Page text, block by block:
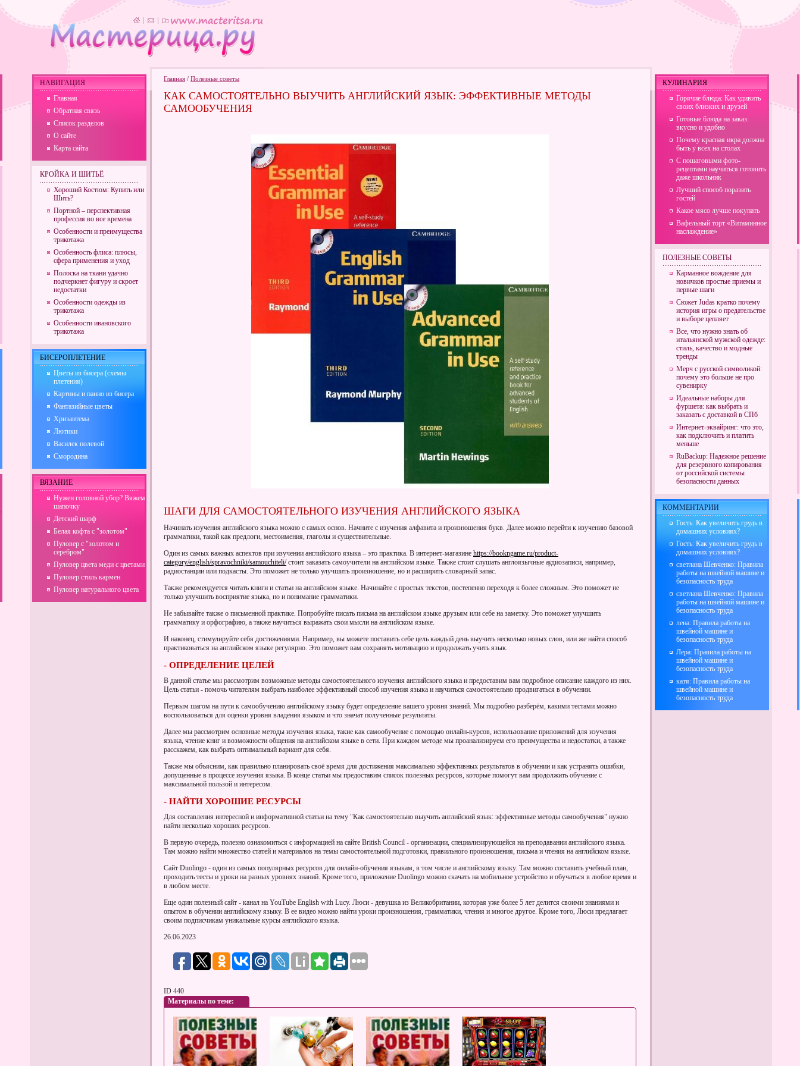
Главная / Полезные советы
КАК САМОСТОЯТЕЛЬНО ВЫУЧИТЬ АНГЛИЙСКИЙ ЯЗЫК: ЭФФЕКТИВНЫЕ МЕТОДЫ
САМООБУЧЕНИЯ
ШАГИ ДЛЯ САМОСТОЯТЕЛЬНОГО ИЗУЧЕНИЯ АНГЛИЙСКОГО ЯЗЫКА
Начинать изучения английского языка можно с самых основ. Начните с изучения алфавита и произношения букв. Далее можно перейти к изучению базовой
грамматики, такой как предлоги, местоимения, глаголы и существительные.
Один из самых важных аспектов при изучении английского языка – это практика. В интернет-магазине https://bookngame.ru/product-
category/english/spravochniki/samouchiteli/стоит заказать самоучители на английском языке. Также стоит слушать англоязычные аудиозаписи, например,
радиостанции или подкасты. Это поможет не только улучшить произношение, но и расширить словарный запас.
Также рекомендуется читать книги и статьи на английском языке. Начинайте с простых текстов, постепенно переходя к более сложным. Это поможет не
только улучшить восприятие языка, но и понимание грамматики.
Не забывайте также о письменной практике. Попробуйте писать письма на английском языке друзьям или себе на заметку. Это поможет улучшить
грамматику и орфографию, а также научиться выражать свои мысли на английском языке.
И наконец, стимулируйте себя достижениями. Например, вы можете поставить себе цель каждый день выучить несколько новых слов, или же найти способ
практиковаться на английском языке регулярно. Это поможет вам сохранять мотивацию и продолжать учить язык.
- ОПРЕДЕЛЕНИЕ ЦЕЛЕЙ
В данной статье мы рассмотрим возможные методы самостоятельного изучения английского языка и предоставим вам подробное описание каждого из них.
Цель статьи - помочь читателям выбрать наиболее эффективный способ изучения языка и научиться самостоятельно продвигаться в обучении.
Первым шагом на пути к самообучению английскому языку будет определение вашего уровня знаний. Мы подробно разберём, какими тестами можно
воспользоваться для оценки уровня владения языком и что значат полученные результаты.
Далее мы рассмотрим основные методы изучения языка, такие как самообучение с помощью онлайн-курсов, использование приложений для изучения
языка, чтение книг и возможности общения на английском языке в сети. При каждом методе мы проанализируем его преимущества и недостатки, а также
расскажем, как выбрать оптимальный вариант для себя.
Также мы объясним, как правильно планировать своё время для достижения максимально эффективных результатов в обучении и как устранять ошибки,
допущенные в процессе изучения языка. В конце статьи мы предоставим список полезных ресурсов, которые помогут вам продолжить обучение с
максимальной пользой и интересом.
- НАЙТИ ХОРОШИЕ РЕСУРСЫ
Для составления интересной и информативной статьи на тему "Как самостоятельно выучить английский язык: эффективные методы самообучения" нужно
найти несколько хороших ресурсов.
В первую очередь, полезно ознакомиться с информацией на сайте British Council - организации, специализирующейся на преподавании английского языка.
Там можно найти множество статей и материалов на темы самостоятельной подготовки, правильного произношения, письма и чтения на английском языке.
Сайт Duolingo - один из самых популярных ресурсов для онлайн-обучения языкам, в том числе и английскому языку. Там можно составить учебный план,
проходить тесты и уроки на разных уровнях знаний. Кроме того, приложение Duolingo можно скачать на мобильное устройство и обучаться в любое время и
в любом месте.
Еще один полезный сайт - канал на YouTube English with Lucy. Люси - девушка из Великобритании, которая уже более 5 лет делится своими знаниями и
опытом в обучении английскому языку. В ее видео можно найти уроки произношения, грамматики, чтения и многое другое. Кроме того, Люси предлагает
своим подписчикам уникальные курсы английского языка.
26.06.2023
ID 440
Материалы по теме:
НАВИГАЦИЯ
Главная
Обратная связь
Список разделов
О сайте
Карта сайта
КРОЙКА И ШИТЬЁ
Хороший Костюм: Купить или
Шить?
Портной – перспективная
профессия во все времена
Особенности и преимущества
трикотажа
Особенность флиса: плюсы,
сфера применения и уход
Полоска на ткани удачно
подчеркнет фигуру и скроет
недостатки
Особенности одежды из
трикотажа
Особенности ивановского
трикотажа
БИСЕРОПЛЕТЕНИЕ
Цветы из бисера (схемы
плетения)
Картины и панно из бисера
Фантазийные цветы
Хризантема
Лютики
Василек полевой
Смородина
ВЯЗАНИЕ
Нужен головной убор? Вяжем
шапочку
Детский шарф
Белая кофта с "золотом"
Пуловер с "золотом и
серебром"
Пуловер цвета меди с цветами
Пуловер стиль кармен
Пуловер натурального цвета
КУЛИНАРИЯ
Горячие блюда: Как удивить
своих близких и друзей
Готовые блюда на заказ:
вкусно и удобно
Почему красная икра должна
быть у всех на столах
С пошаговыми фото-
рецептами научиться готовить
даже школьник
Лучший способ поразить
гостей
Какое мясо лучше покупать
Вафельный торт «Витаминное
наслаждение»
ПОЛЕЗНЫЕ СОВЕТЫ
Карманное вождение для
новичков простые приемы и
первые шаги
Сюжет Judas кратко почему
история игры о предательстве
и выборе цепляет
Все, что нужно знать об
итальянской мужской одежде:
стиль, качество и модные
тренды
Мерч с русской символикой:
почему это больше не про
сувенирку
Идеальные наборы для
фуршета: как выбрать и
заказать с доставкой в СПб
Интернет-эквайринг: что это,
как подключить и платить
меньше
RuBackup: Надежное решение
для резервного копирования
от российской системы
безопасности данных
КОММЕНТАРИИ
Гость: Как увеличить грудь в
домашних условиях?
Гость: Как увеличить грудь в
домашних условиях?
светлана Шевченко: Правила
работы на швейной машине и
безопасность труда
светлана Шевченко: Правила
работы на швейной машине и
безопасность труда
лена: Правила работы на
швейной машине и
безопасность труда
Лера: Правила работы на
швейной машине и
безопасность труда
катя: Правила работы на
швейной машине и
безопасность труда